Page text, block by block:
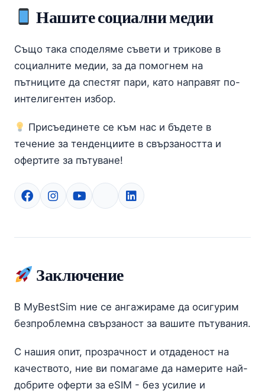
Нашите социални медии
Също така споделяме съвети и трикове в
социалните медии, за да помогнем на
пътниците да спестят пари, като направят по-
интелигентен избор.
Присъединете се към нас и бъдете в
течение за тенденциите в свързаността и
офертите за пътуване!
Заключение
В MyBestSim ние се ангажираме да осигурим
безпроблемна свързаност за вашите пътувания.
С нашия опит, прозрачност и отдаденост на
качеството, ние ви помагаме да намерите най-
добрите оферти за eSIM - без усилие и